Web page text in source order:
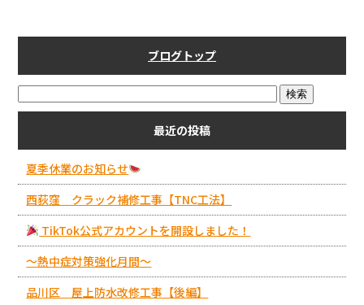
ブログトップ
最近の投稿
夏季休業のお知らせ
西荻窪 クラック補修工事【TNC工法】
TikTok公式アカウントを開設しました！
～熱中症対策強化月間～
品川区 屋上防水改修工事【後編】